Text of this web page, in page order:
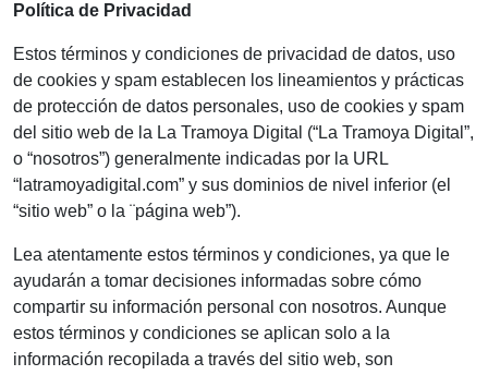
Política de Privacidad
Estos términos y condiciones de privacidad de datos, uso
de cookies y spam establecen los lineamientos y prácticas
de protección de datos personales, uso de cookies y spam
del sitio web de la La Tramoya Digital (“La Tramoya Digital”,
o “nosotros”) generalmente indicadas por la URL
“latramoyadigital.com” y sus dominios de nivel inferior (el
“sitio web” o la ¨página web”).
Lea atentamente estos términos y condiciones, ya que le
ayudarán a tomar decisiones informadas sobre cómo
compartir su información personal con nosotros. Aunque
estos términos y condiciones se aplican solo a la
información recopilada a través del sitio web, son